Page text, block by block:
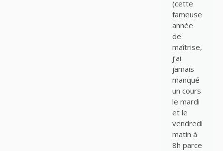
(cette
fameuse
année
de
maîtrise,
j’ai
jamais
manqué
un cours
le mardi
et le
vendredi
matin à
8h parce